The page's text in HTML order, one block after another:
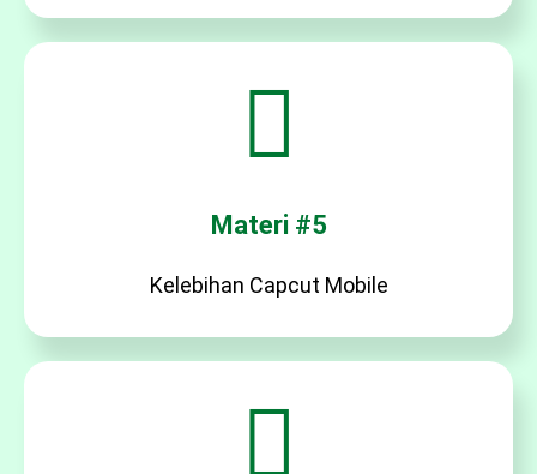
Materi #5
Kelebihan Capcut Mobile